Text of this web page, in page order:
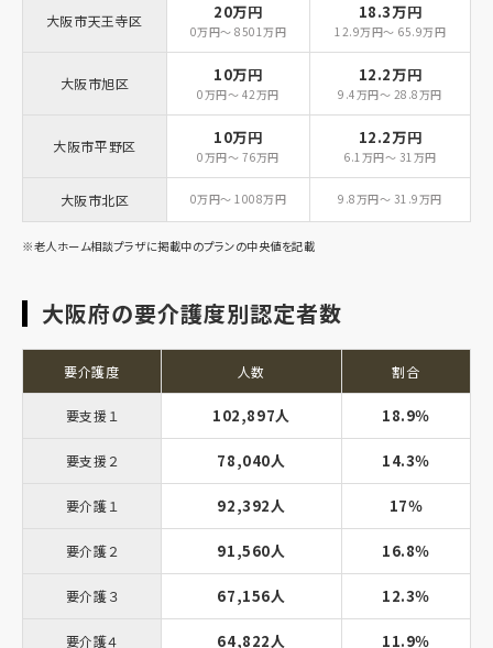
大阪市天王寺区 20万円
0万円～ 8501万円
18.3万円
12.9万円～ 65.9万円
大阪市旭区 10万円
0万円～ 42万円
12.2万円
9.4万円～ 28.8万円
大阪市平野区 10万円
0万円～ 76万円
12.2万円
6.1万円～ 31万円
大阪市北区 0万円～ 1008万円 9.8万円～ 31.9万円
※老人ホーム相談プラザに掲載中のプランの中央値を記載
大阪府の要介護度別認定者数
要介護度 人数 割合
要支援１ 102,897人 18.9％
要支援２ 78,040人 14.3％
要介護１ 92,392人 17％
要介護２ 91,560人 16.8％
要介護３ 67,156人 12.3％
要介護４ 64,822人 11.9％